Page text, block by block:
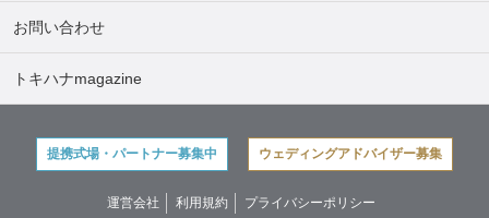
お問い合わせ
トキハナmagazine
提携式場・パートナー募集中 ウェディングアドバイザー募集
運営会社 利用規約 プライバシーポリシー